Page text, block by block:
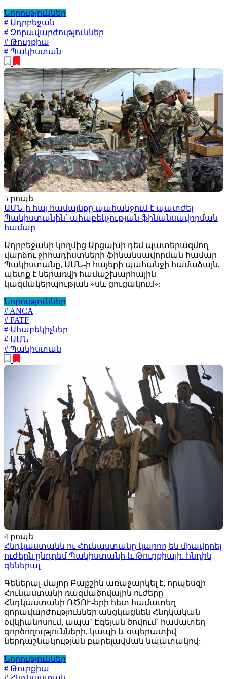
Նորություններ
# Ադրբեջան
# Զորավարժություններ
# Թուրքիա
# Պակիստան
5 րոպե
ԱՄՆ-ի հայ համայնքը պահանջում է պատժել
Պակիստանին` ահաբեկչության ֆինանսավորման
համար
Ադրբեջանի կողմից Արցախի դեմ պատերազմող
վարձու ջիհադիստների ֆինանսավորման համար
Պակիստանը, ԱՄՆ-ի հայերի պահանջի համաձայն,
պետք է ներառվի համաշխարհային
կազմակերպության «սև ցուցակում»:
Նորություններ
# ANCA
# FATF
# Ահաբեկիչներ
# ԱՄՆ
# Պակիստան
4 րոպե
Հնդկաստանն ու Հունաստանը կարող են միավորել
ուժերն ընդդեմ Պակիստանի և Թուրքիայի. հնդիկ
գեներալ
Գեներալ-մայոր Բաքշին առաջարկել է, որպեսզի
Հունաստանի ռազմածովային ուժերը
Հնդկաստանի ՌԾՈՒ-երի հետ համատեղ
զորավարժություններ անցկացնեն Հնդկական
օվկիանոսում, ապա` Էգեյան ծովում` համատեղ
գործողությունների, կապի և օպերատիվ
ներդաշնակության բարելավման նպատակով:
Նորություններ
# Թուրքիա